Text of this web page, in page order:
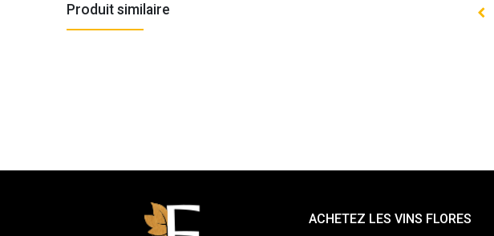
Produit similaire
ACHETEZ LES VINS FLORES